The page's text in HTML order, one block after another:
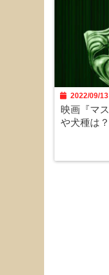
2022/09/13
映画『マ
や犬種は